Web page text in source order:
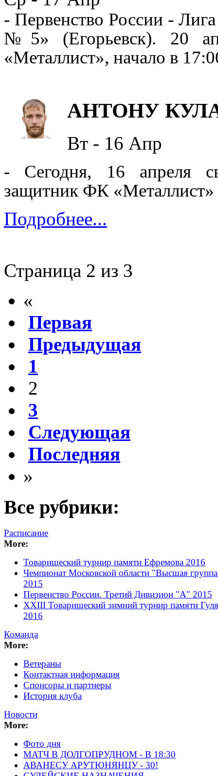
- Первенство России -
№5» (Егорьевск). 20
«Металлист», начало в
АНТОНУ
Вт - 16 Апр
- Сегодня, 16 апреля
защитник ФК «Металлист»
Подробнее...
Страница 2 из 3
«
Первая
Предыдущая
1
2
3
Следующая
Последняя
»
Все рубрики:
Расписание
More:
Товарищеский турнир памяти Ефремова 2016
Чемпионат Московской области "Высшая
2015
Первенство России. Третий Дивизион "А" 2015
XXIII Товарищеский зимний турнир памяти
2016
Команда
More:
Ветераны
Контактная информация
Спонсоры и партнеры
История клуба
Новости
More:
Фото дня
МАТЧ В ДОЛГОПРУДНОМ - В 18:30
АВАНЕСУ АРУТЮНЯНЦУ - 30!